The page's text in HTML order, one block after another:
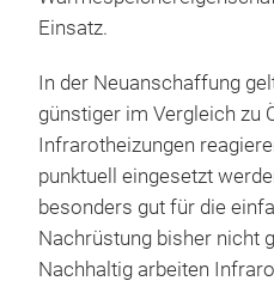
Einsatz.
In der Neuanschaffung
günstiger im Vergleich zu
Infrarotheizungen
punktuell eingesetzt
besonders gut für die
Nachrüstung bisher nicht
Nachhaltig arbeiten